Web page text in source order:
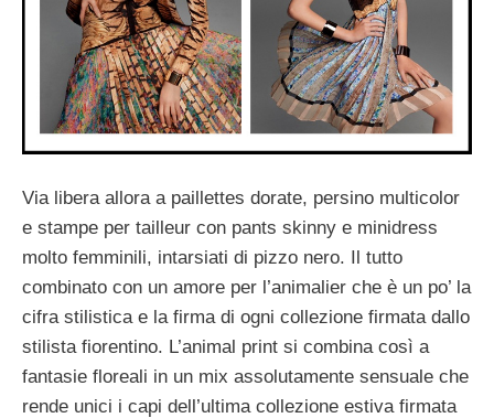
Via libera allora a paillettes dorate, persino multicolor
e stampe per tailleur con pants skinny e minidress
molto femminili, intarsiati di pizzo nero. Il tutto
combinato con un amore per l’animalier che è un po’ la
cifra stilistica e la firma di ogni collezione firmata dallo
stilista fiorentino. L’animal print si combina così a
fantasie floreali in un mix assolutamente sensuale che
rende unici i capi dell’ultima collezione estiva firmata